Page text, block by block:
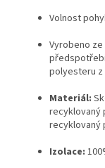
Volnost
Vyrobeno
polyesteru z
Materiál:
recyklovaný
recyklovaný
Izolace: